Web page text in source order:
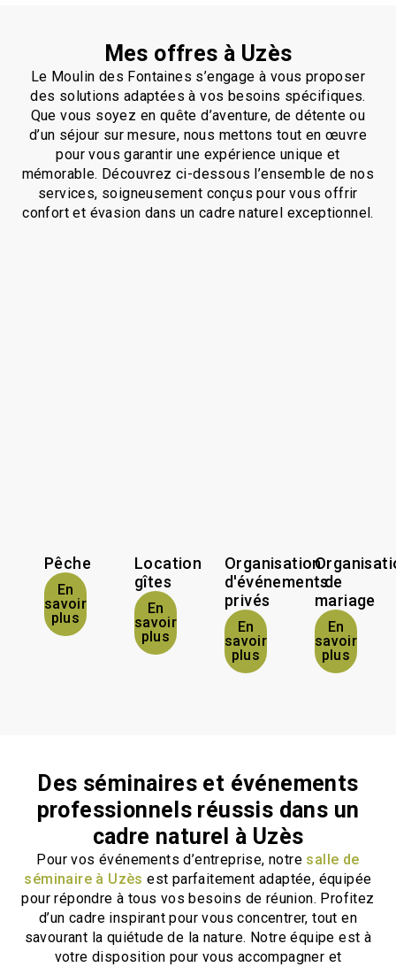
Mes offres à Uzès
Le Moulin des Fontaines s’engage à vous proposer
des solutions adaptées à vos besoins spécifiques.
Que vous soyez en quête d’aventure, de détente ou
d’un séjour sur mesure, nous mettons tout en œuvre
pour vous garantir une expérience unique et
mémorable. Découvrez ci-dessous l’ensemble de nos
services, soigneusement conçus pour vous offrir
confort et évasion dans un cadre naturel exceptionnel.
Pêche
En
savoir
plus
Location
gîtes
En
savoir
plus
Organisation
d'événements
privés
En
savoir
plus
de
mariage
En
savoir
plus
Des séminaires et événements
professionnels réussis dans un
cadre naturel à Uzès
Pour vos événements d’entreprise, notre salle de
séminaire à Uzès est parfaitement adaptée, équipée
pour répondre à tous vos besoins de réunion. Profitez
d’un cadre inspirant pour vous concentrer, tout en
savourant la quiétude de la nature. Notre équipe est à
votre disposition pour vous accompagner et